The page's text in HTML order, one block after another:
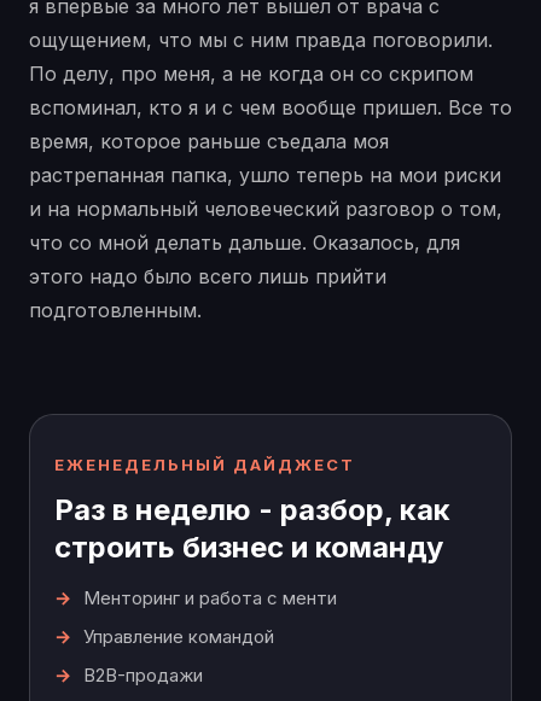
я впервые за много лет вышел от врача с
ощущением, что мы с ним правда поговорили.
По делу, про меня, а не когда он со скрипом
вспоминал, кто я и с чем вообще пришел. Все то
время, которое раньше съедала моя
растрепанная папка, ушло теперь на мои риски
и на нормальный человеческий разговор о том,
что со мной делать дальше. Оказалось, для
этого надо было всего лишь прийти
подготовленным.
ЕЖЕНЕДЕЛЬНЫЙ ДАЙДЖЕСТ
Раз в неделю - разбор, как
строить бизнес и команду
Менторинг и работа с менти
Управление командой
B2B-продажи